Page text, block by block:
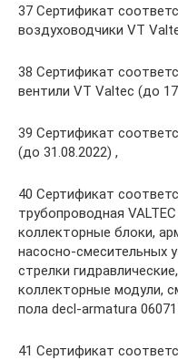
37 Сертификат
воздуховодчики VT
38 Сертификат
вентили VT Valtec (до
39 Сертификат
(до 31.08.2022) ,
40 Сертификат
трубопроводная
коллекторные блоки,
насосно-смесительных
стрелки
коллекторные модули,
пола decl-armatura
41 Сертификат